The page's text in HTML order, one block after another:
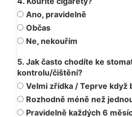
Ano, pravidelně
Občas
Ne, nekouřím
5. Jak často chodíte ke
kontrolu/čištění?
Velmi zřídka / Teprve když
Rozhodně méně než
Pravidelně každých 6